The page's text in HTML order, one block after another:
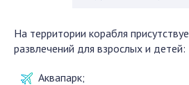
На территории корабля
развлечений для взрослых и детей:
Аквапарк;